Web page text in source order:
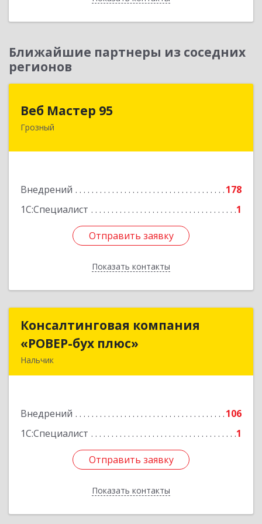
Ближайшие партнеры из соседних
регионов
Веб Мастер 95
Грозный
Внедрений
178
1С:Специалист
1
Отправить заявку
Показать контакты
Подробнее
Отправить заявку
Назад
Консалтинговая компания
«РОВЕР-бух плюс»
Нальчик
Внедрений
106
1С:Специалист
1
Отправить заявку
Показать контакты
Консалтинговая компания
«РОВЕР-бух плюс»
Подробнее
Отправить заявку
Назад